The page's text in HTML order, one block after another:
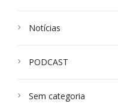
Notícias
PODCAST
Sem categoria